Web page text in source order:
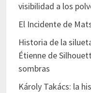
visibilidad a los
El Incidente de
Historia de la
Étienne de
sombras
Károly Takács: la